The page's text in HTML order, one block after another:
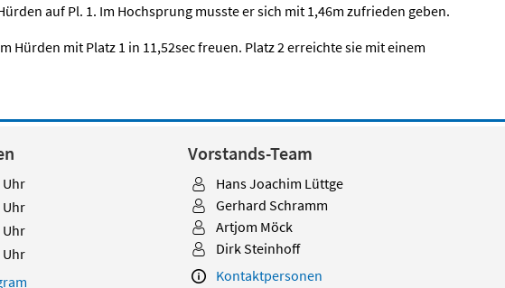
auf Pl. 1. Im Hochsprung musste er sich mit 1,46m zufrieden geben.
mit Platz 1 in 11,52sec freuen. Platz 2 erreichte sie mit einem
Uhr
Uhr
Uhr
Uhr
Vorstands-Team
Hans Joachim Lüttge
Gerhard Schramm
Artjom Möck
Dirk Steinhoff
Kontaktpersonen